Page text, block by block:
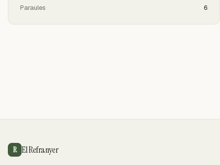
Paraules 6
R El Refranyer